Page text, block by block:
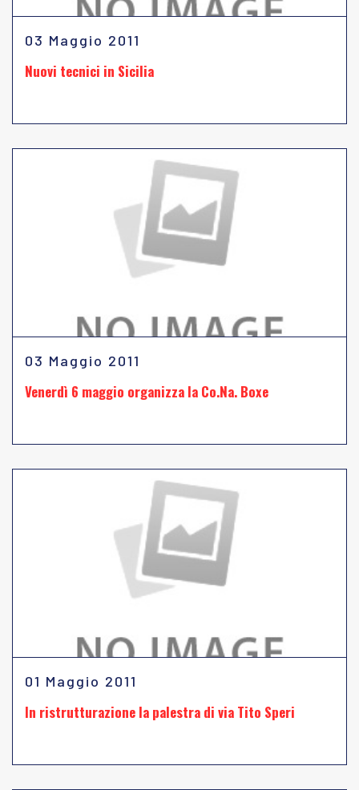
03 Maggio 2011
Nuovi tecnici in Sicilia
03 Maggio 2011
Venerdì 6 maggio organizza la Co.Na. Boxe
01 Maggio 2011
In ristrutturazione la palestra di via Tito Speri